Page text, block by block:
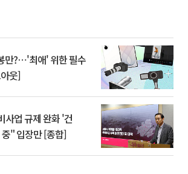
만?⋯'최애' 위한 필수
웃]
사업 규제 완화 '건
" 입장만 [종합]